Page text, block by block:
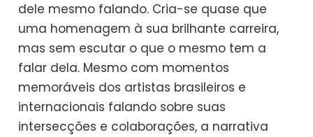
dele mesmo falando. Cria-se quase que
uma homenagem à sua brilhante carreira,
mas sem escutar o que o mesmo tem a
falar dela. Mesmo com momentos
memoráveis dos artistas brasileiros e
internacionais falando sobre suas
intersecções e colaborações, a narrativa